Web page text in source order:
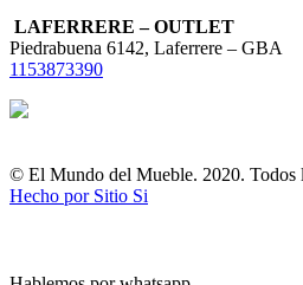
LAFERRERE – OUTLET
Piedrabuena 6142, Laferrere – GBA
1153873390
© El Mundo del Mueble. 2020. Todos
Hecho por Sitio Si